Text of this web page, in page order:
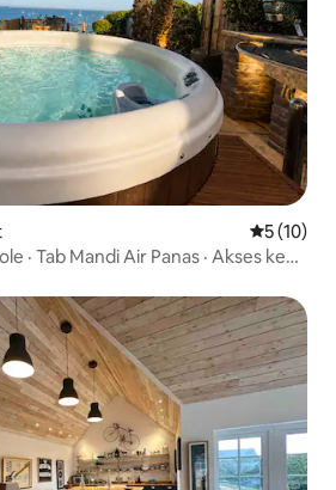
5 (10)
· Tab Mandi Air Panas · Akses ke